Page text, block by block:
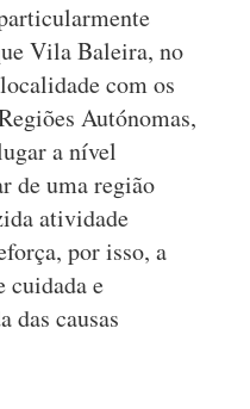
Vila Baleira, no
com os
Autónomas,
a nível
de uma região
atividade
por isso, a
cuidada e
das causas